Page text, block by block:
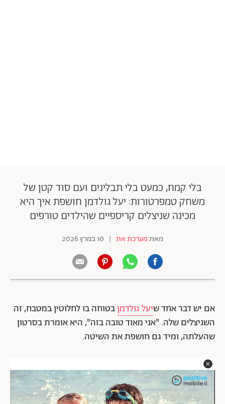
בלי קמח, כמעט בלי תבלינים ועם סוד קטן של
משחק טמפרטורות: יעל גולדמן חושפת איך היא
מכינה שניצלים קריספיים שהילדים טורפים
מאתמערכת את | 10 במרץ 2026
אם יש דבר אחד שיעל גולדמןבטוחה בו לחלוטין במטבח, זה
השניצלים שלה. "אני מאוד טובה בזה", היא אומרת בסרטון
שהעלתה, ומיד גם חושפת את השיטה.